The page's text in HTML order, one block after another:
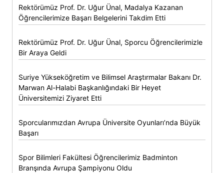
Rektörümüz Prof. Dr. Uğur Ünal, Madalya Kazanan
Öğrencilerimize Başarı Belgelerini Takdim Etti
Rektörümüz Prof. Dr. Uğur Ünal, Sporcu Öğrencilerimizle
Bir Araya Geldi
Suriye Yükseköğretim ve Bilimsel Araştırmalar Bakanı Dr.
Marwan Al-Halabi Başkanlığındaki Bir Heyet
Üniversitemizi Ziyaret Etti
Sporcularımızdan Avrupa Üniversite Oyunları’nda Büyük
Başarı
Spor Bilimleri Fakültesi Öğrencilerimiz Badminton
Branşında Avrupa Şampiyonu Oldu